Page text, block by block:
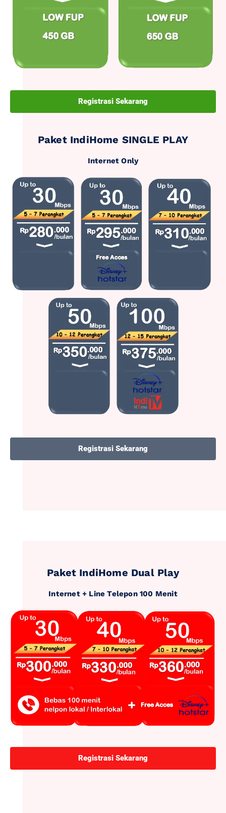
Registrasi Sekarang
Paket IndiHome SINGLE PLAY
Internet Only
Registrasi Sekarang
Paket IndiHome Dual Play
Internet + Line Telepon 100 Menit
Registrasi Sekarang